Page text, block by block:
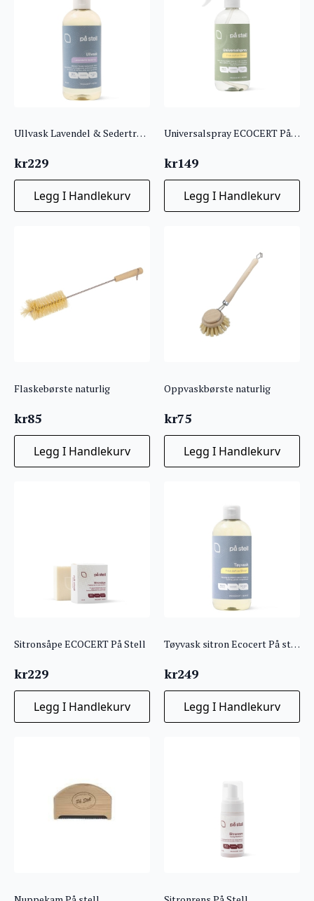
Ullvask Lavendel & Sedertre ECOCERT På Stell
kr229
Legg I Handlekurv
Universalspray ECOCERT På Stell
kr149
Legg I Handlekurv
Flaskebørste naturlig
kr85
Legg I Handlekurv
Oppvaskbørste naturlig
kr75
Legg I Handlekurv
Sitronsåpe ECOCERT På Stell
kr229
Legg I Handlekurv
Tøyvask sitron Ecocert På stell
kr249
Legg I Handlekurv